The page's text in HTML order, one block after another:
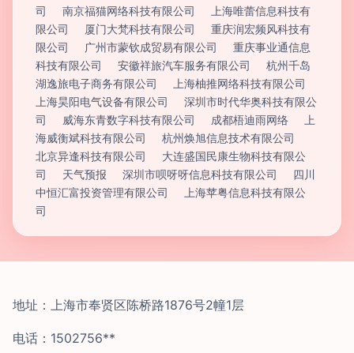
司
南京福猫网络科技有限公司
上海唯蕾信息科技有
限公司
厦门大梵科技有限公司
重庆润宏频风科技有
限公司
广州市蒙钦成贸易有限公司
重庆事业通信息
科技有限公司
安徽祥旅汽车服务有限公司
杭州千岛
湖逸旅电子商务有限公司
上海柚推网络科技有限公司
上海昊阳电气设备有限公司
深圳市时代华奥科技有限公
司
威海东青数字科技有限公司 成都梧迪雨网络
上
海威衡斌科技有限公司
杭州焕旭信息技术有限公司
北京异逢科技有限公司
大连盛国民康生物科技有限公
司
天气预报 深圳市呗呀呀信息科技有限公司
四川
中恒汇富投资管理有限公司
上海苹粤信息科技有限公
司
地址：上海市奉贤区陈桥路1876号2幢1层
电话：1502756**